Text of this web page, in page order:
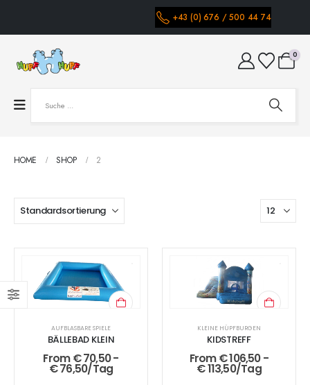
+43 (0) 676 / 500 44 74
0
HOME SHOP 2
AUFBLASBARE SPIELE
BÄLLEBAD KLEIN
From€70,50-
€76,50/Tag
KLEINE HÜPFBURGEN
KIDSTREFF
From€106,50-
€113,50/Tag